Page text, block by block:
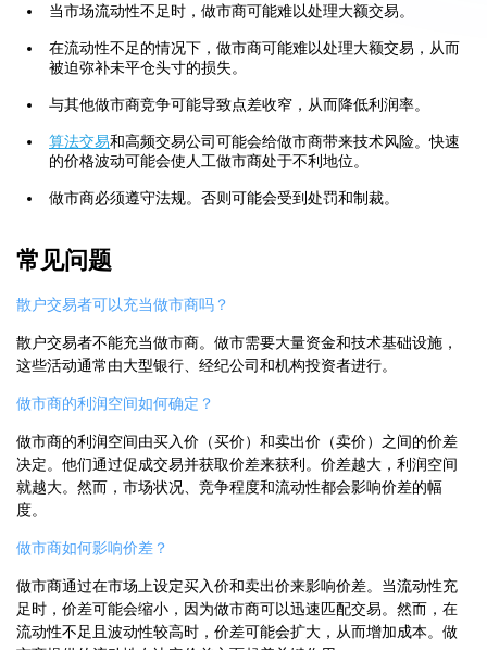
当市场流动性不足时，做市商可能难以处理大额交易。
在流动性不足的情况下，做市商可能难以处理大额交易，从而
被迫弥补未平仓头寸的损失。
与其他做市商竞争可能导致点差收窄，从而降低利润率。
算法交易和高频交易公司可能会给做市商带来技术风险。快速
的价格波动可能会使人工做市商处于不利地位。
做市商必须遵守法规。否则可能会受到处罚和制裁。
常见问题
散户交易者可以充当做市商吗？
散户交易者不能充当做市商。做市需要大量资金和技术基础设施，
这些活动通常由大型银行、经纪公司和机构投资者进行。
做市商的利润空间如何确定？
做市商的利润空间由买入价（买价）和卖出价（卖价）之间的价差
决定。他们通过促成交易并获取价差来获利。价差越大，利润空间
就越大。然而，市场状况、竞争程度和流动性都会影响价差的幅
度。
做市商如何影响价差？
做市商通过在市场上设定买入价和卖出价来影响价差。当流动性充
足时，价差可能会缩小，因为做市商可以迅速匹配交易。然而，在
流动性不足且波动性较高时，价差可能会扩大，从而增加成本。做